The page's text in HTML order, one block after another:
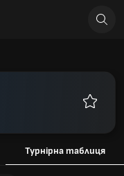
Турнірна таблиця